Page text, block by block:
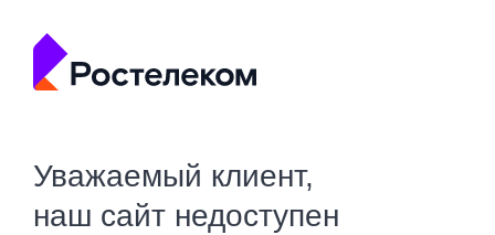
Уважаемый клиент,
наш сайт недоступен